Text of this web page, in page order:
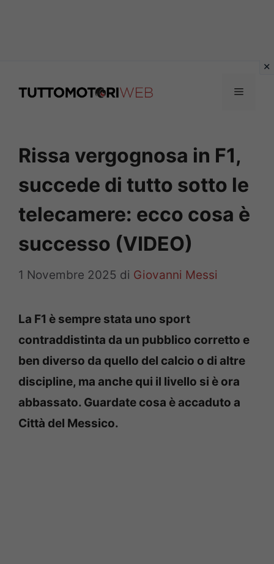
Menu
Rissa vergognosa in F1,
succede di tutto sotto le
telecamere: ecco cosa è
successo (VIDEO)
1 Novembre 2025 di Giovanni Messi
La F1 è sempre stata uno sport
contraddistinta da un pubblico corretto e
ben diverso da quello del calcio o di altre
discipline, ma anche qui il livello si è ora
abbassato. Guardate cosa è accaduto a
Città del Messico.